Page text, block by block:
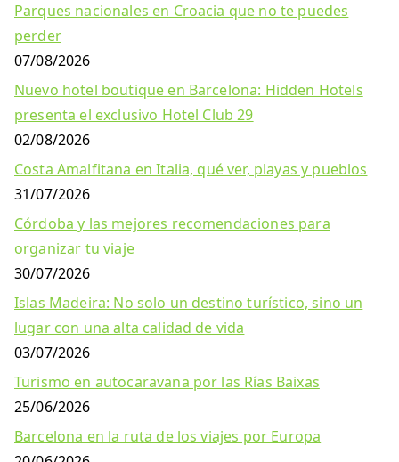
Parques nacionales en Croacia que no te puedes
perder
07/08/2026
Nuevo hotel boutique en Barcelona: Hidden Hotels
presenta el exclusivo Hotel Club 29
02/08/2026
Costa Amalfitana en Italia, qué ver, playas y pueblos
31/07/2026
Córdoba y las mejores recomendaciones para
organizar tu viaje
30/07/2026
Islas Madeira: No solo un destino turístico, sino un
lugar con una alta calidad de vida
03/07/2026
Turismo en autocaravana por las Rías Baixas
25/06/2026
Barcelona en la ruta de los viajes por Europa